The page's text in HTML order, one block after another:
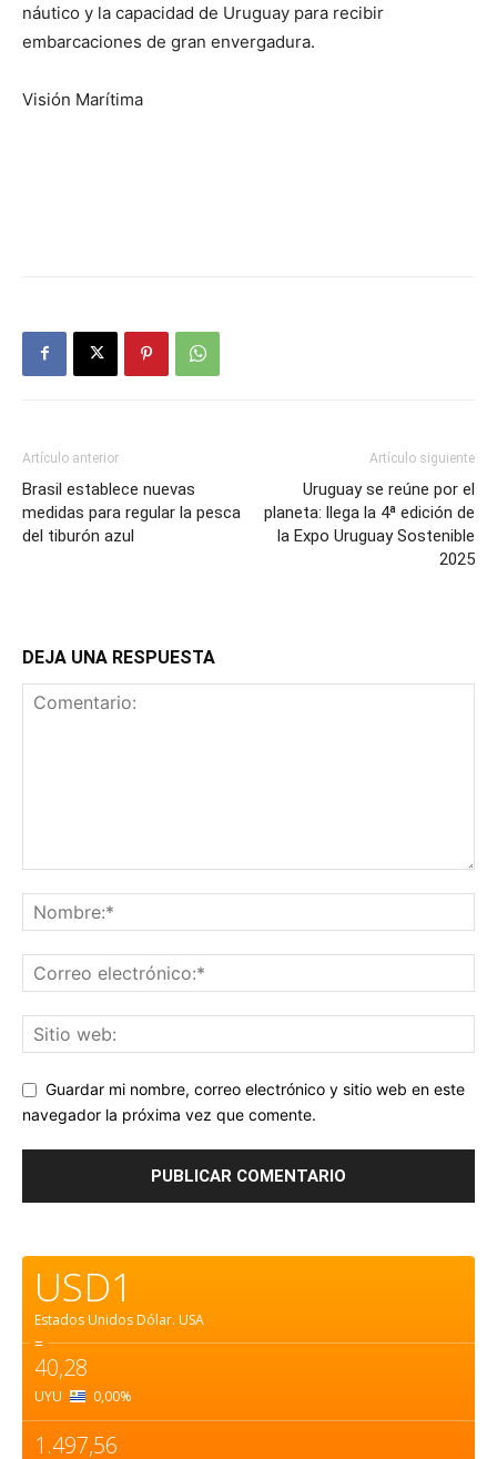
náutico y la capacidad de Uruguay para recibir
embarcaciones de gran envergadura.
Visión Marítima
Artículo anterior
Brasil establece nuevas
medidas para regular la pesca
del tiburón azul
Artículo siguiente
Uruguay se reúne por el
planeta: llega la 4ª edición de
la Expo Uruguay Sostenible
2025
DEJA UNA RESPUESTA
Guardar mi nombre, correo electrónico y sitio web en este
navegador la próxima vez que comente.
USD1
Estados Unidos Dólar. USA
=
40,28
UYU 0,00%
1.497,56